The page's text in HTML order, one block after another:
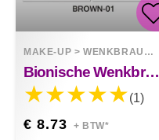
MAKE-UP >WENKBRAUWEN
Bionische Wenkbrauwstickers
(1)
€ 8.73 + BTW*